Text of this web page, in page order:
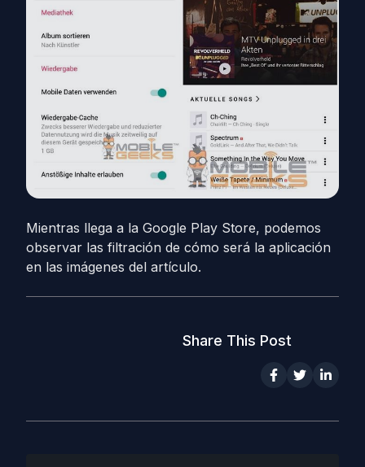
Mientras llega a la Google Play Store, podemos
observar las filtración de cómo será la aplicación
en las imágenes del artículo.
Share This Post